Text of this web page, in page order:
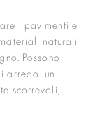
i pavimenti e
naturali
Possono
arredo: un
scorrevoli,